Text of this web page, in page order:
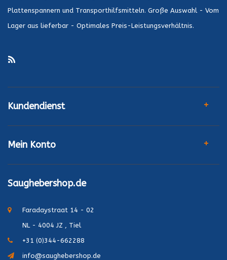
Plattenspannern und Transporthilfsmitteln. Große Auswahl - Vom
Lager aus lieferbar - Optimales Preis-Leistungsverhältnis.
Kundendienst
Mein Konto
Saughebershop.de
Faradaystraat 14 - 02
NL - 4004 JZ , Tiel
+31 (0)344-662288
info@saughebershop.de